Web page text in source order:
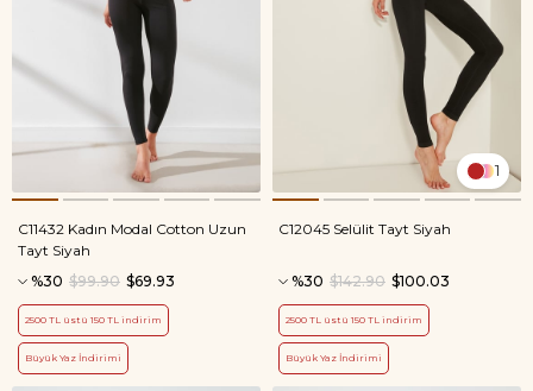
C11432 Kadın Modal Cotton Uzun
Tayt Siyah
%30
$69.93
$99.90
2500 TL üstü 150 TL indirim
Büyük Yaz İndirimi
1
C12045 Selülit Tayt Siyah
%30 $100.03
$142.90
2500 TL üstü 150 TL indirim
Büyük Yaz İndirimi